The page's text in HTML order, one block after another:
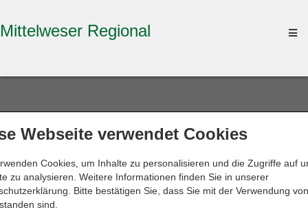
Webseite verwendet Cookies
Cookies, um Inhalte zu personalisieren und die Zugriffe auf
zu analysieren. Weitere Informationen finden Sie in unserer
Bitte bestätigen Sie, dass Sie mit der Verwendung
sind.
Mittelweser Regional
Suchergebnisse